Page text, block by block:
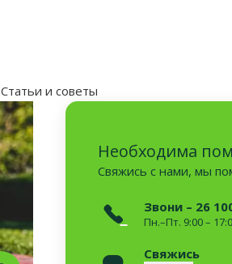
Статьи и советы
Необходима
Свяжись с нами, мы
Звони – 26
Пн.–Пт. 9:00 –
Свяжись